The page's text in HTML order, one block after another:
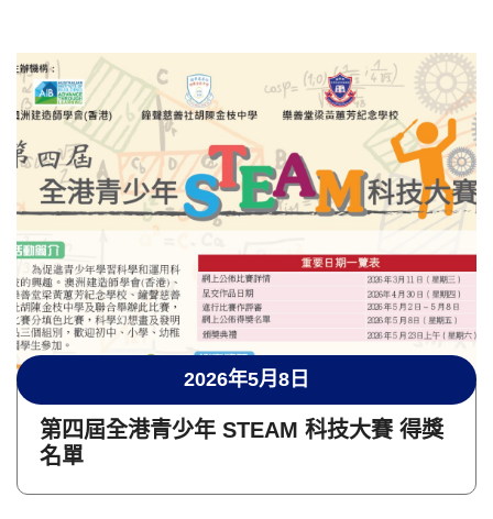
2026年5月8日
第四屆全港青少年 STEAM 科技大賽 得獎
名單